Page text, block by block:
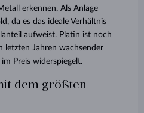
erkennen. Als Anlage
da es das ideale Verhältnis
aufweist. Platin ist noch
letzten Jahren wachsender
Preis widerspiegelt.
dem größten